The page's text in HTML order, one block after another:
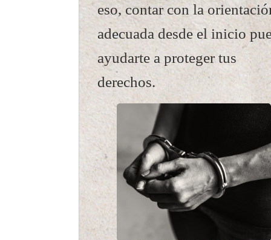
eso, contar con la
adecuada desde el inicio
ayudarte a proteger tus
derechos.